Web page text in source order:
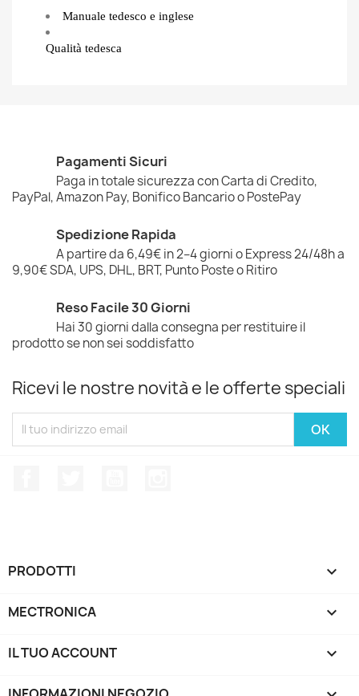
Manuale tedesco e inglese
Qualità tedesca
Pagamenti Sicuri
Paga in totale sicurezza con Carta di Credito,
PayPal, Amazon Pay, Bonifico Bancario o PostePay
Spedizione Rapida
A partire da 6,49€ in 2–4 giorni o Express 24/48h a
9,90€ SDA, UPS, DHL, BRT, Punto Poste o Ritiro
Reso Facile 30 Giorni
Hai 30 giorni dalla consegna per restituire il
prodotto se non sei soddisfatto
Ricevi le nostre novità e le offerte speciali
PRODOTTI 
MECTRONICA 
IL TUO ACCOUNT 